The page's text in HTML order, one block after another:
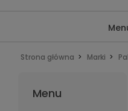
Strona główna Marki
Menu